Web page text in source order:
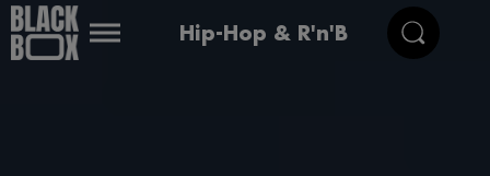
Hip-Hop & R'n'B